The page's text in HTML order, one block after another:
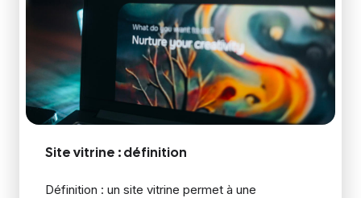
Site vitrine : définition
Définition : un site vitrine permet à une